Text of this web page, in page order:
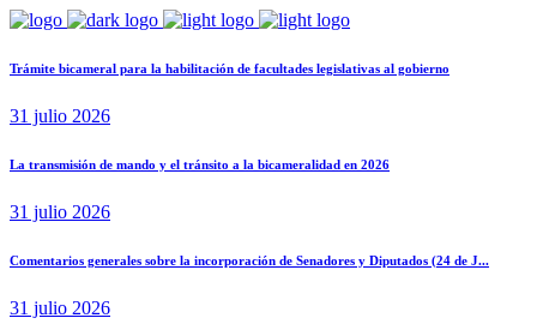
Trámite bicameral para la habilitación de facultades legislativas al gobierno
31 julio 2026
La transmisión de mando y el tránsito a la bicameralidad en 2026
31 julio 2026
Comentarios generales sobre la incorporación de Senadores y Diputados (24 de J...
31 julio 2026